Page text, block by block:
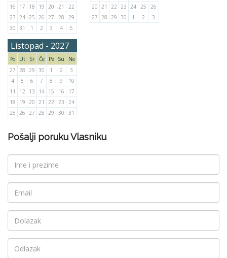
16
17 18 19 20 21
22
23 24 25 26 27 28
29
30 31 1 2 3 4 5
20 21 22 23 24 25
26
27 28 29 30 1 2 3
Listopad - 2027
Po Ut Sr Če Pe Su
Ne
27 28 29 30 1 2
3
4
5 6 7 8 9
10
11
12 13 14 15 16
17
18
19 20 21 22 23
24
25 26 27 28 29 30 31
Pošalji poruku Vlasniku